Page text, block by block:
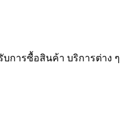
การซื้อสินค้า บริการต่าง ๆ